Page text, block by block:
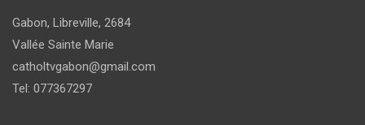
Gabon, Libreville, 2684
Vallée Sainte Marie
catholtvgabon@gmail.com
Tel: 077367297